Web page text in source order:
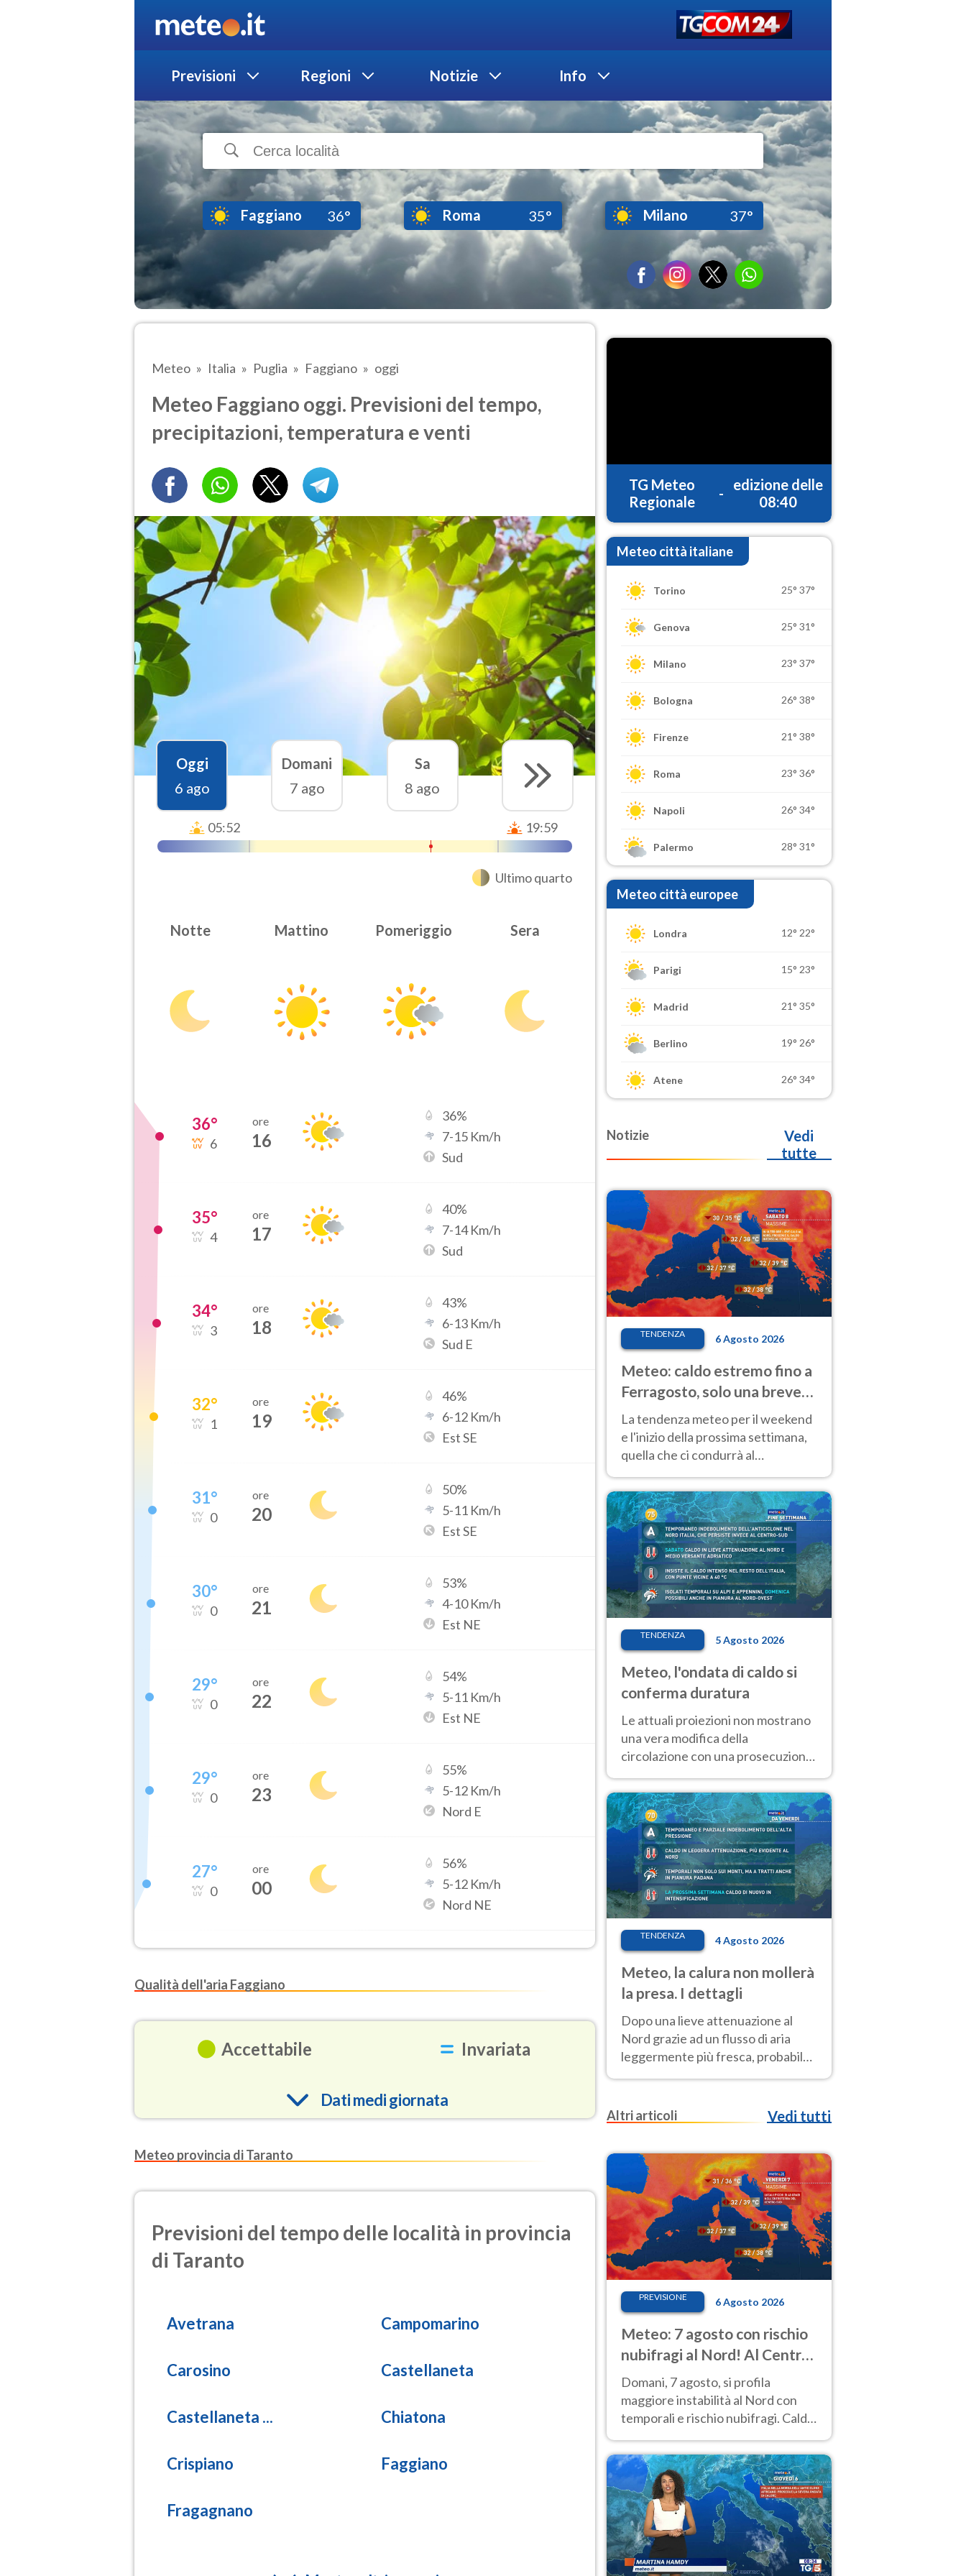
Previsioni Regioni Notizie Info
Faggiano 36° Roma 35° Milano 37°
Meteo Italia Puglia Faggiano oggi
Meteo Faggiano oggi. Previsioni del tempo,
precipitazioni, temperatura e venti
Oggi
6 ago
Domani
7 ago
Sa
8 ago
05:52 19:59
Ultimo quarto
Notte Mattino Pomeriggio Sera
36°
6
ore
16
36%
7-15 Km/h
Sud
35°
4
ore
17
40%
7-14Km/h
Sud
34°
3
ore
18
43%
6-13 Km/h
Sud E
32°
1
ore
19
46%
6-12 Km/h
Est SE
31°
0
ore
20
50%
5-11 Km/h
Est SE
30°
0
ore
21
53%
4-10Km/h
Est NE
29°
0
ore
22
54%
5-11 Km/h
Est NE
29°
0
ore
23
55%
5-12 Km/h
Nord E
27°
0
ore
00
56%
5-12 Km/h
Nord NE
Qualità dell'aria Faggiano
Accettabile Invariata
Dati medi giornata
O3
(Ozono)
86.6
SO2
Meteo provincia di Taranto
Previsioni del tempo delle località in provincia
di Taranto
Avetrana Campomarino
Carosino Castellaneta
Castellaneta ... Chiatona
Crispiano Faggiano
Fragagnano
TG Meteo
Regionale
-
edizione delle
08:40
Meteo città italiane
Torino 25° 37°
Genova 25° 31°
Milano 23° 37°
Bologna 26° 38°
Firenze 21° 38°
Roma 23° 36°
Napoli 26° 34°
Palermo 28° 31°
Meteo città europee
Londra 12° 22°
Parigi 15° 23°
Madrid 21° 35°
Berlino 19° 26°
Atene 26° 34°
Notizie
Vedi
tutte
TENDENZA 6 Agosto 2026
Meteo: caldo estremo fino a
Ferragosto, solo una breve
pausa. Ecco dove
La tendenza meteo per il weekend
e l'inizio della prossima settimana,
quella che ci condurrà al
temperature molto elevate
TENDENZA 5 Agosto 2026
Meteo, l'ondata di caldo si
conferma duratura
Le attuali proiezioni non mostrano
una vera modifica della
circolazione con una prosecuzione
giorni, compresa la settimana di
Ferragosto
TENDENZA 4 Agosto 2026
Meteo, la calura non mollerà
la presa. I dettagli
Dopo una lieve attenuazione al
Nord grazie ad un flusso di aria
leggermente più fresca, probabile
nuovo rinforzo dell’anticiclone
Altri articoli
Vedi tutti
PREVISIONE 6 Agosto 2026
Meteo: 7 agosto con rischio
nubifragi al Nord! Al Centro-
Sud caldo estremo
Domani, 7 agosto, si profila
maggiore instabilità al Nord con
temporali e rischio nubifragi. Caldo
previsioni.